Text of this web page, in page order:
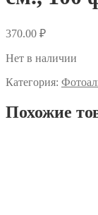
370.00 ₽
Нет в наличии
Категория:
Похожие